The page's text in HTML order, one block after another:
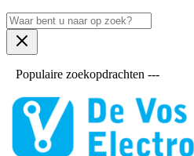
Populaire zoekopdrachten ---